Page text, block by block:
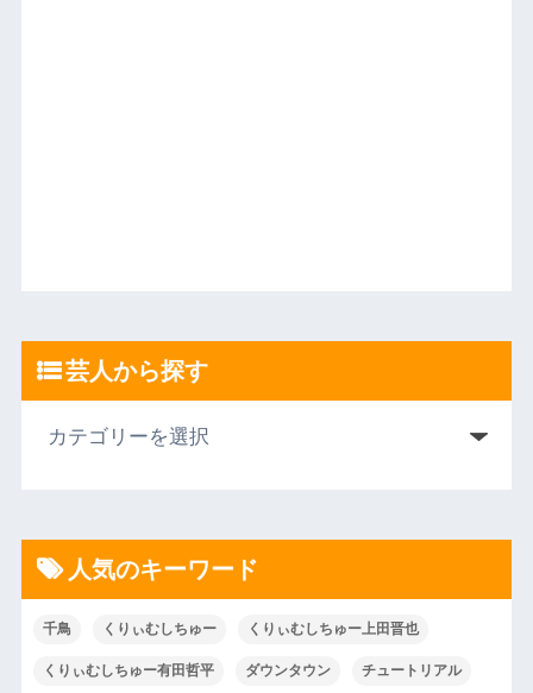
芸人から探す
人気のキーワード
千鳥 くりぃむしちゅー くりぃむしちゅー上田晋也
くりぃむしちゅー有田哲平 ダウンタウン チュートリアル